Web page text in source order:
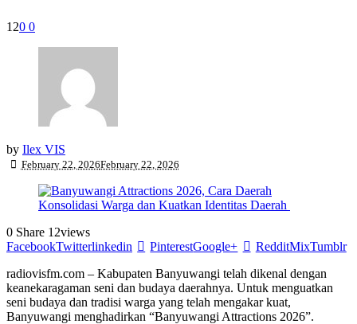
120 0
by Ilex VIS
February 22, 2026February 22, 2026
0 Share 12views
FacebookTwitterlinkedin PinterestGoogle+ RedditMixTumblr
radiovisfm.com – Kabupaten Banyuwangi telah dikenal dengan
keanekaragaman seni dan budaya daerahnya. Untuk menguatkan
seni budaya dan tradisi warga yang telah mengakar kuat,
Banyuwangi menghadirkan “Banyuwangi Attractions 2026”.